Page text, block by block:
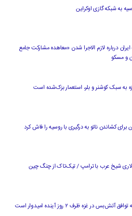
به شبکه گازی اوکراین
ایران درباره لازم‌ الاجرا شدن «معاهده مشارکت جامع
و مسکو
به سبک کوشنر و بلر، استعمار بزک‌شده است
کشاندن ناتو به درگیری با روسیه را فاش کرد
میلیارد دلاری شیخ عرب با ترامپ / تیک‌تاک از چنگ چین
در غزه ظرف ۲ روز آینده امیدوار است